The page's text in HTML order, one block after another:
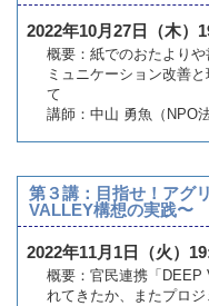
2022年10月27日（木）
概要：紙でのおたより
ミュニケーション改善
て
講師：中山 勇魚（NPO
第３講：目指せ！アグ
VALLEY構想の実践〜
2022年11月1日（火）
概要：官民連携「DEEP
れてきたか、またプロ